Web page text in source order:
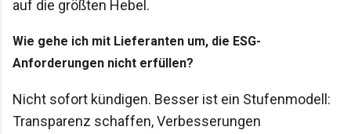
auf die größten Hebel.
Wie gehe ich mit Lieferanten um, die ESG-
Anforderungen nicht erfüllen?
Nicht sofort kündigen. Besser ist ein Stufenmodell:
Transparenz schaffen, Verbesserungen